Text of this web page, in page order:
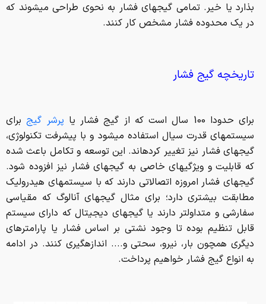
بذارد یا خیر. تمامی گیج­های فشار به نحوی طراحی می­شوند که
در یک محدوده فشار مشخص کار کنند.
تاریخچه گیج فشار
برای حدودا 100 سال است که از گیج فشار یا پرشر گیجبرای
سیستم­های قدرت سیال استفاده می­شود و با پیشرفت تکنولوژی،
گیج­های فشار نیز تغییر کرده­اند. این توسعه و تکامل باعث شده
که قابلیت و ویژگی­های خاصی به گیج­های فشار نیز افزوده شود.
گیج­های فشار امروزه اتصالاتی دارند که با سیستم­های هیدرولیک
مطابقت بیشتری دارد؛ برای مثال گیج­های آنالوگ که مقیاسی
سفارشی و متداول­تر دارند یا گیج­های دیجیتال که دارای سیستم
قابل تنظیم بوده تا وجود نشتی بر اساس فشار یا پارامترهای
دیگری همچون بار، نیرو، سحتی و.... اندازه­گیری کنند. در ادامه
به انواع گیج فشار خواهیم پرداخت.